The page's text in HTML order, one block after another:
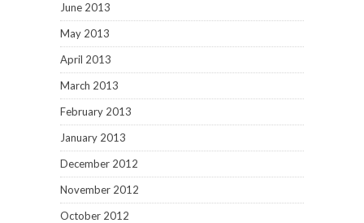
June 2013
May 2013
April 2013
March 2013
February 2013
January 2013
December 2012
November 2012
October 2012